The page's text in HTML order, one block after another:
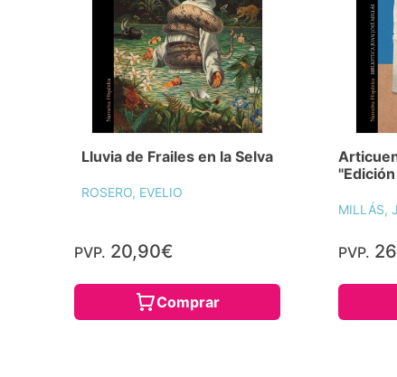
Lluvia de Frailes en la Selva
ROSERO, EVELIO
PVP. 20,90€
Comprar
MILLÁS,
PVP.